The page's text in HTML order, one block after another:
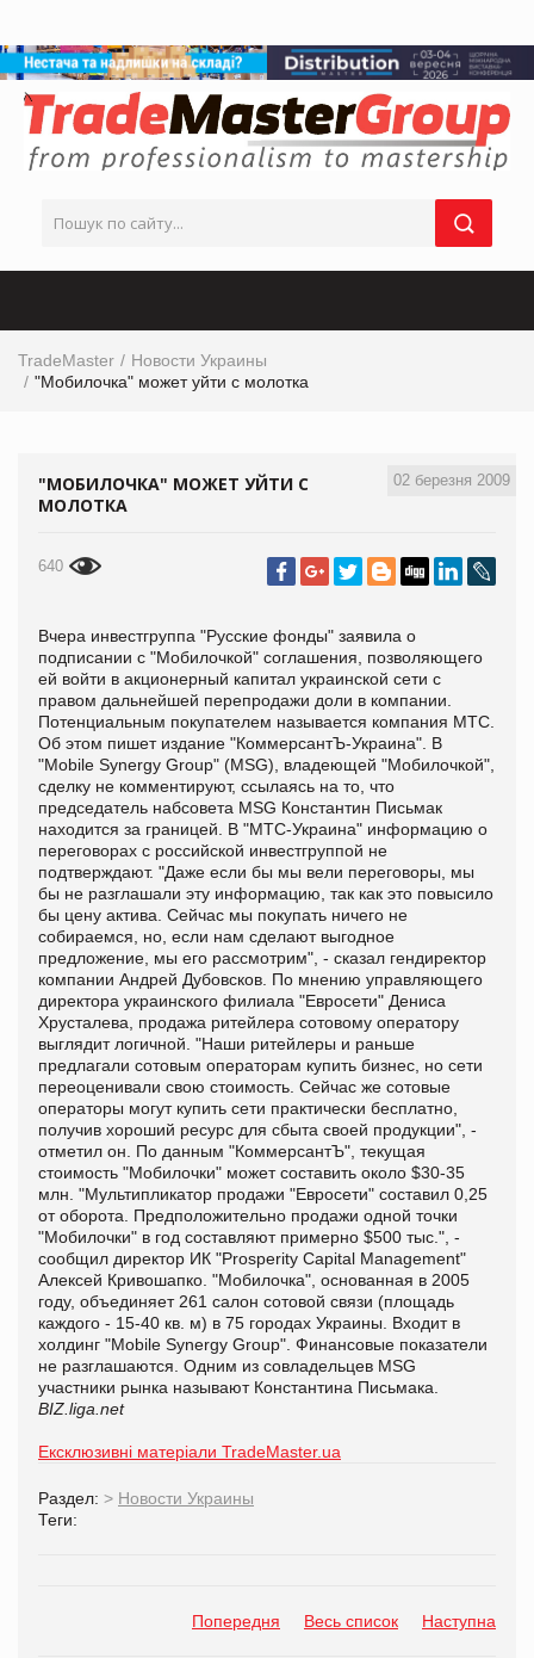
TradeMaster
Новости Украины
"Мобилочка" может уйти с молотка
02 березня 2009
"МОБИЛОЧКА" МОЖЕТ УЙТИ С
МОЛОТКА
640
Вчера инвестгруппа "Русские фонды" заявила о
подписании с "Мобилочкой" соглашения, позволяющего
ей войти в акционерный капитал украинской сети с
правом дальнейшей перепродажи доли в компании.
Потенциальным покупателем называется компания МТС.
Об этом пишет издание "КоммерсантЪ-Украина". В
"Mobile Synergy Group" (MSG), владеющей "Мобилочкой",
сделку не комментируют, ссылаясь на то, что
председатель набсовета MSG Константин Письмак
находится за границей. В "МТС-Украина" информацию о
переговорах с российской инвестгруппой не
подтверждают. "Даже если бы мы вели переговоры, мы
бы не разглашали эту информацию, так как это повысило
бы цену актива. Сейчас мы покупать ничего не
собираемся, но, если нам сделают выгодное
предложение, мы его рассмотрим", - сказал гендиректор
компании Андрей Дубовсков. По мнению управляющего
директора украинского филиала "Евросети" Дениса
Хрусталева, продажа ритейлера сотовому оператору
выглядит логичной. "Наши ритейлеры и раньше
предлагали сотовым операторам купить бизнес, но сети
переоценивали свою стоимость. Сейчас же сотовые
операторы могут купить сети практически бесплатно,
получив хороший ресурс для сбыта своей продукции", -
отметил он. По данным "КоммерсантЪ", текущая
стоимость "Мобилочки" может составить около $30-35
млн. "Мультипликатор продажи "Евросети" составил 0,25
от оборота. Предположительно продажи одной точки
"Мобилочки" в год составляют примерно $500 тыс.", -
сообщил директор ИК "Prosperity Capital Management"
Алексей Кривошапко. "Мобилочка", основанная в 2005
году, объединяет 261 салон сотовой связи (площадь
каждого - 15-40 кв. м) в 75 городах Украины. Входит в
холдинг "Mobile Synergy Group". Финансовые показатели
не разглашаются. Одним из совладельцев MSG
участники рынка называют Константина Письмака.
BIZ.liga.net
Ексклюзивні матеріали TradeMaster.ua
Раздел: > Новости Украины
Теги:
Попередня Весь список Наступна